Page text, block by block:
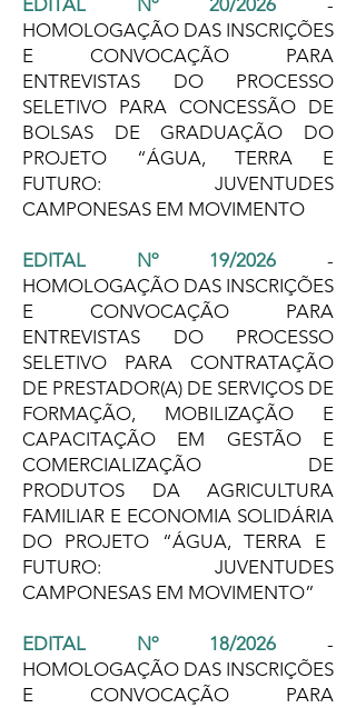
EDITAL Nº 20/2026
-
HOMOLOGAÇÃO DAS INSCRIÇÕES
E CONVOCAÇÃO PARA
ENTREVISTAS DO PROCESSO
SELETIVO PARA CONCESSÃO DE
BOLSAS DE GRADUAÇÃO DO
PROJETO “ÁGUA, TERRA E
FUTURO: JUVENTUDES
CAMPONESAS EM MOVIMENTO
EDITAL Nº 19/2026
-
HOMOLOGAÇÃO DAS INSCRIÇÕES
E CONVOCAÇÃO PARA
ENTREVISTAS DO PROCESSO
SELETIVO PARA CONTRATAÇÃO
DE PRESTADOR(A) DE SERVIÇOS DE
FORMAÇÃO, MOBILIZAÇÃO E
CAPACITAÇÃO EM GESTÃO E
COMERCIALIZAÇÃO DE
PRODUTOS DA AGRICULTURA
FAMILIAR E ECONOMIA SOLIDÁRIA
DO PROJETO “ÁGUA, TERRA E
FUTURO: JUVENTUDES
CAMPONESAS EM MOVIMENTO”
EDITAL Nº 18/2026
-
HOMOLOGAÇÃO DAS INSCRIÇÕES
E CONVOCAÇÃO PARA